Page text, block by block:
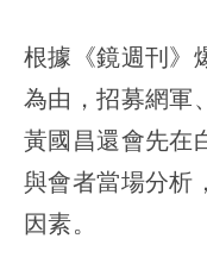
根據《鏡週刊》
為由，招募網軍
黃國昌還會先在
與會者當場分析
因素。